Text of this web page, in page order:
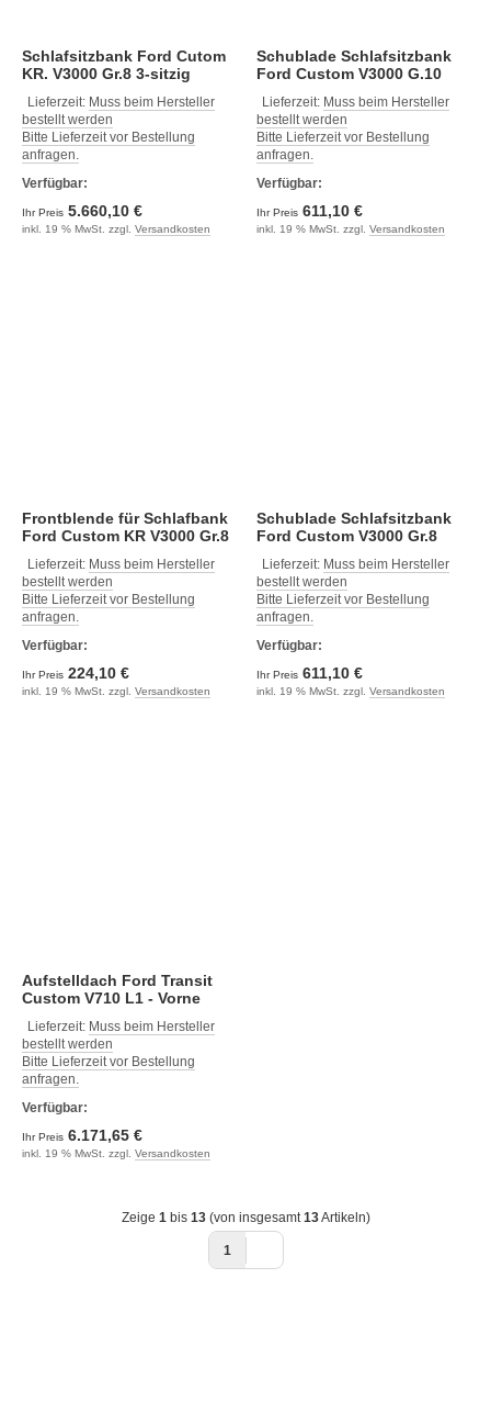
Schlafsitzbank Ford Cutom
KR. V3000 Gr.8 3-sitzig
Lieferzeit: Muss beim Hersteller
bestellt werden
Bitte Lieferzeit vor Bestellung
anfragen.
Verfügbar:
Ihr Preis 5.660,10 €
inkl. 19 % MwSt. zzgl. Versandkosten
Schublade Schlafsitzbank
Ford Custom V3000 G.10
Montie
Lieferzeit: Muss beim Hersteller
bestellt werden
Bitte Lieferzeit vor Bestellung
anfragen.
Verfügbar:
Ihr Preis 611,10 €
inkl. 19 % MwSt. zzgl. Versandkosten
Frontblende für Schlafbank
Ford Custom KR V3000 Gr.8
Lieferzeit: Muss beim Hersteller
bestellt werden
Bitte Lieferzeit vor Bestellung
anfragen.
Verfügbar:
Ihr Preis 224,10 €
inkl. 19 % MwSt. zzgl. Versandkosten
Schublade Schlafsitzbank
Ford Custom V3000 Gr.8
Montier
Lieferzeit: Muss beim Hersteller
bestellt werden
Bitte Lieferzeit vor Bestellung
anfragen.
Verfügbar:
Ihr Preis 611,10 €
inkl. 19 % MwSt. zzgl. Versandkosten
Aufstelldach Ford Transit
Custom V710 L1 - Vorne
Normal - Weiß
Lieferzeit: Muss beim Hersteller
bestellt werden
Bitte Lieferzeit vor Bestellung
anfragen.
Verfügbar:
Ihr Preis 6.171,65 €
inkl. 19 % MwSt. zzgl. Versandkosten
Zeige 1bis 13(von insgesamt13Artikeln)
1